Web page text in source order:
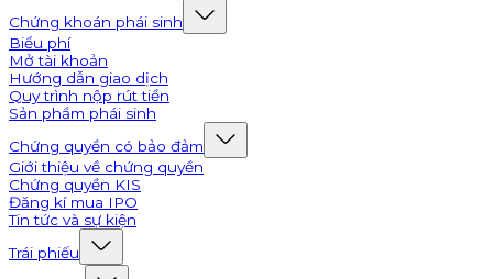
Chứng khoán phái sinh
Biểu phí
Mở tài khoản
Hướng dẫn giao dịch
Quy trình nộp rút tiền
Sản phẩm phái sinh
Chứng quyền có bảo đảm
Giới thiệu về chứng quyền
Chứng quyền KIS
Đăng kí mua IPO
Tin tức và sự kiện
Trái phiếu